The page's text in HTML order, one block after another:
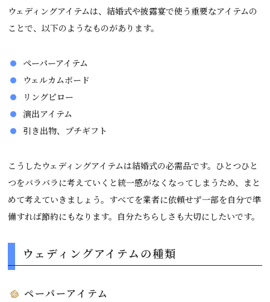
ウェディングアイテムは、結婚式や披露宴で使う重要なアイテムの
ことで、以下のようなものがあります。
ペーパーアイテム
ウェルカムボード
リングピロー
演出アイテム
引き出物、プチギフト
こうしたウェディングアイテムは結婚式の必需品です。ひとつひと
つをバラバラに考えていくと統一感がなくなってしまうため、まと
めて考えていきましょう。すべてを業者に依頼せず一部を自分で準
備すれば節約にもなります。自分たちらしさも大切にしたいです。
ウェディングアイテムの種類
ペーパーアイテム